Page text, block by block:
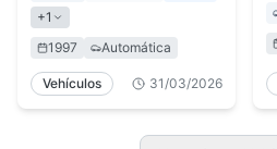
+1
1997
Automática
Vehículos 31/03/2026